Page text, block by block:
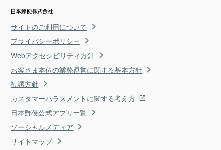
サイトのご利用について
プライバシーポリシー
Webアクセシビリティ方針
お客さま本位の業務運営に関する基本方針
勧誘方針
カスタマーハラスメントに関する考え方
日本郵便公式アプリ一覧
ソーシャルメディア
サイトマップ